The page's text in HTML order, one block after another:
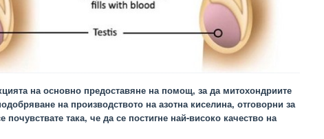
на основно предоставяне на помощ, за да митохондриите
на производството на азотна киселина, отговорни за
почувствате така, че да се постигне най-високо качество на